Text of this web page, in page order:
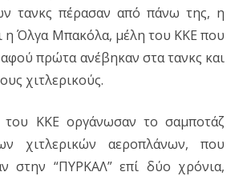
τανκς πέρασαν από πάνω της, η
η Όλγα Μπακόλα, μέλη του ΚΚΕ που
πρώτα ανέβηκαν στα τανκς και
χιτλερικούς.
του ΚΚΕ οργάνωσαν το σαμποτάζ
χιτλερικών αεροπλάνων, που
στην “ΠΥΡΚΑΛ” επί δύο χρόνια,